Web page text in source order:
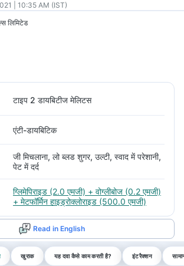
| 10:35 AM (IST)
लिमिटेड
टाइप 2 डायबिटीज मेलिटस
एंटी-डायबिटिक
जी मिचलाना, लो ब्लड शुगर, उल्टी, स्वाद में परेशानी,
पेट में दर्द
ग्लिमेपिराइड (2.0 एमजी) + वोग्लीबोज (0.2 एमजी)
+ मेटफॉर्मिन हाइड्रोक्लोराइड (500.0 एमजी)
Read in English
खुराक यह दवा कैसे काम करती है? इंटरैक्शन